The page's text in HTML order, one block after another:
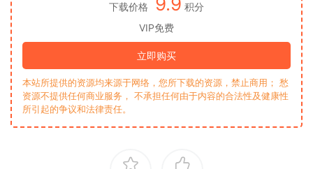
下载价格
积分
VIP免费
立即购买
本站所提供的资源均来源于网络，您所下载的资源，禁止商用； 愁
资源不提供任何商业服务， 不承担任何由于内容的合法性及健康性
所引起的争议和法律责任。